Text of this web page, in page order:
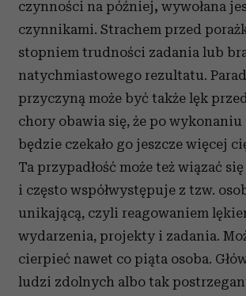
czynności na później, wywołana
czynnikami. Strachem przed
stopniem trudności zadania lub
natychmiastowego rezultatu.
przyczyną może być także lęk
chory obawia się, że po wykonaniu
będzie czekało go jeszcze więcej
Ta przypadłość może też wiązać
i często współwystępuje z tzw.
unikającą, czyli reagowaniem
wydarzenia, projekty i zadania.
cierpieć nawet co piąta osoba.
ludzi zdolnych albo tak